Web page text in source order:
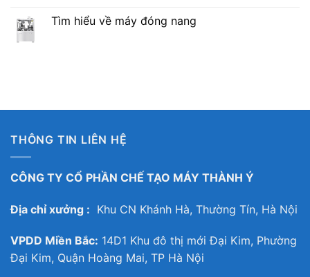
Tìm hiểu về máy đóng nang
THÔNG TIN LIÊN HỆ
CÔNG TY CỔ PHẦN CHẾ TẠO MÁY THÀNH Ý
Địa chỉ xưởng : Khu CN Khánh Hà, Thường Tín, Hà Nội
VPDD Miền Bắc: 14D1 Khu đô thị mới Đại Kim, Phường
Đại Kim, Quận Hoàng Mai, TP Hà Nội